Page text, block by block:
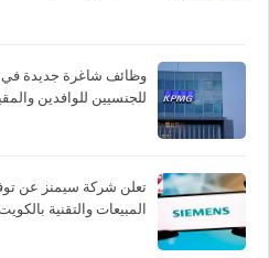
للجنسيين للوافدين
تعلن شركة سيمنز عن
المبيعات والتقنية